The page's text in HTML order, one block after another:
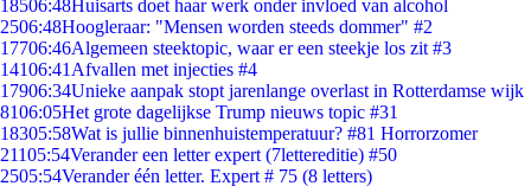
18506:48Huisarts doet haar werk onder invloed van alcohol
2506:48Hoogleraar: "Mensen worden steeds dommer" #2
17706:46Algemeen steektopic, waar er een steekje los zit #3
14106:41 Afvallen met injecties #4
17906:34Unieke aanpak stopt jarenlange overlast in Rotterdamse wijk
8106:05Het grote dagelijkse Trump nieuws topic #31
18305:58Wat is jullie binnenhuistemperatuur? #81 Horrorzomer
21105:54Verander een letter expert (7lettereditie) #50
2505:54Verander één letter. Expert # 75 (8 letters)